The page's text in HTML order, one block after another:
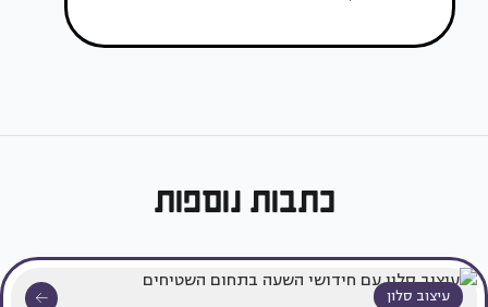
כתבות נוספות
עיצוב סלון